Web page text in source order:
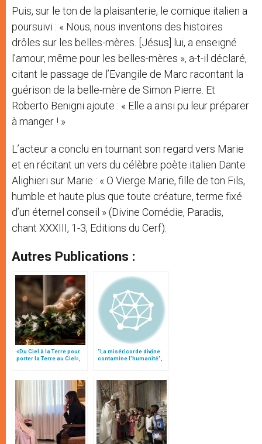
Puis, sur le ton de la plaisanterie, le comique italien a
poursuivi : « Nous, nous inventons des histoires
drôles sur les belles-mères. [Jésus] lui, a enseigné
l’amour, même pour les belles-mères », a-t-il déclaré,
citant le passage de l’Evangile de Marc racontant la
guérison de la belle-mère de Simon Pierre. Et
Roberto Benigni ajoute : « Elle a ainsi pu leur préparer
à manger ! »
L’acteur a conclu en tournant son regard vers Marie
et en récitant un vers du célèbre poète italien Dante
Alighieri sur Marie : « O Vierge Marie, fille de ton Fils,
humble et haute plus que toute créature, terme fixé
d’un éternel conseil » (Divine Comédie, Paradis,
chant XXXIII, 1-3, Editions du Cerf).
Autres Publications :
«Du Ciel à la Terre pour
porter la Terre au Ciel»,
"La miséricorde divine
contamine l’humanité",